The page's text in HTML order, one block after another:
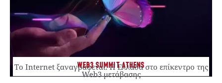
WEB3 SUMMIT ATHENS
Το Internet ξαναγράφεται. Η Ελλάδα στο επίκεντρο της
Web3 μετάβασης